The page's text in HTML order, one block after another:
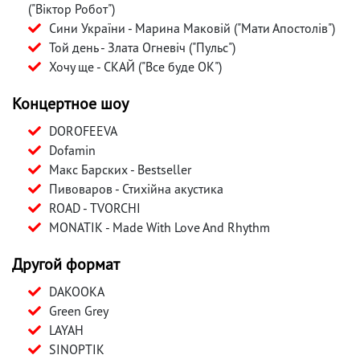
("Віктор Робот")
Сини України - Марина Маковій ("Мати Апостолів")
Той день - Злата Огневіч ("Пульс")
Хочу ще - СКАЙ ("Все буде OK")
Концертное шоу
DORОFEEVA
Dofamin
Макс Барских - Bestseller
Пивоваров - Стихійна акустика
ROAD - TVORCHI
MONATIK - Made With Love And Rhythm
Другой формат
DAKOOKA
Green Grey
LAYAH
SINOPTIK